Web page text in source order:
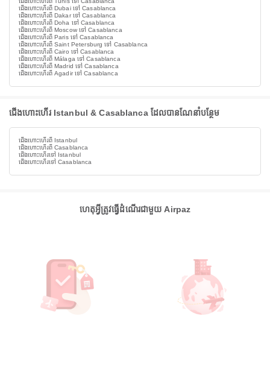
ជើងហោះហើរពី Dubai ទៅ Casablanca
ជើងហោះហើរពី Dakar ទៅ Casablanca
ជើងហោះហើរពី Doha ទៅ Casablanca
ជើងហោះហើរពី Moscow ទៅ Casablanca
ជើងហោះហើរពី Paris ទៅ Casablanca
ជើងហោះហើរពី Saint Petersburg ទៅ Casablanca
ជើងហោះហើរពី Cairo ទៅ Casablanca
ជើងហោះហើរពី Málaga ទៅ Casablanca
ជើងហោះហើរពី Madrid ទៅ Casablanca
ជើងហោះហើរពី Agadir ទៅ Casablanca
ជើងហោះហើរ Istanbul & Casablanca ដែលបានណែនាំបន្ថែម
ជើងហោះហើរពី Istanbul
ជើងហោះហើរពី Casablanca
ជើងហោះហើរទៅ Istanbul
ជើងហោះហើរទៅ Casablanca
ហេតុអ្វីត្រូវធ្វើដំណើរជាមួយ Airpaz